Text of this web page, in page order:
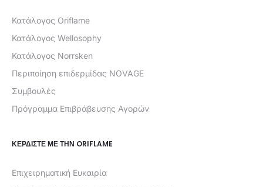
Κατάλογος Oriflame
Κατάλογος Wellosophy
Κατάλογος Norrsken
Περιποίηση επιδερμίδας NOVAGE
Συμβουλές
Πρόγραμμα Επιβράβευσης Αγορών
ΚΕΡΔΊΣΤΕ ΜΕ ΤΗΝ ORIFLAME
Επιχειρηματική Ευκαιρία